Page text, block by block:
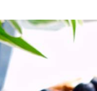
puede sorprender